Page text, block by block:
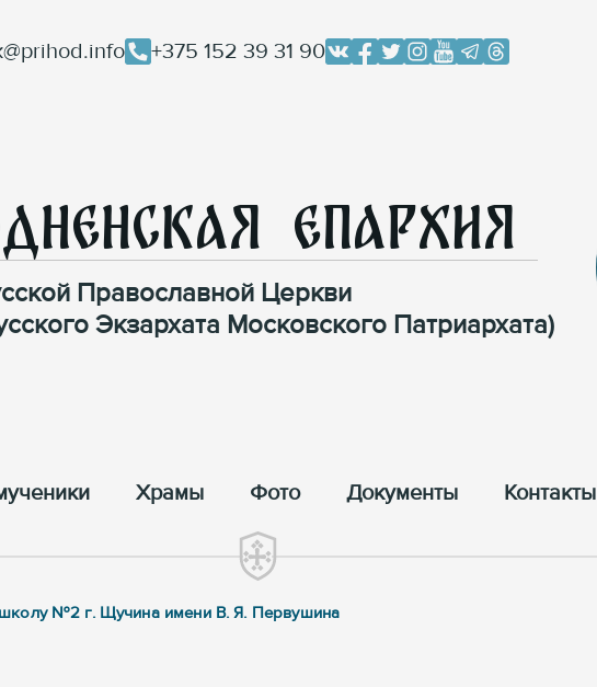
+375 152 39 31 90
Епархия
Православной Церкви
Экзархата Московского Патриархата)
Храмы Фото Документы Контакты
№2 г. Щучина имени В. Я. Первушина